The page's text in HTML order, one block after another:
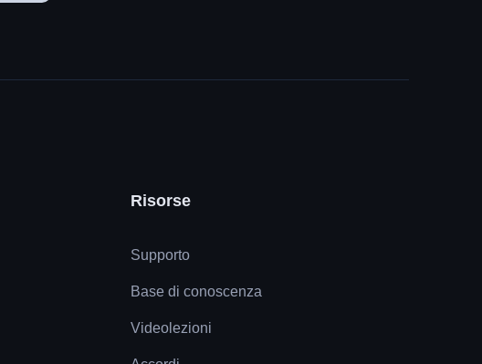
Risorse
Supporto
Base di conoscenza
Videolezioni